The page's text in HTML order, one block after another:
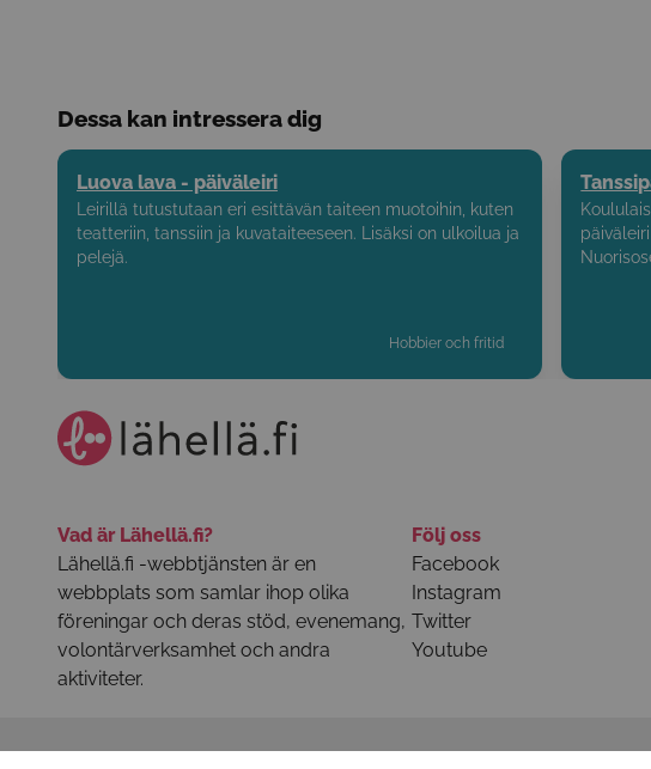
Dessa kan intressera dig
Luova lava - päiväleiri
Leirillä tutustutaan eri esittävän taiteen muotoihin, kuten
teatteriin, tanssiin ja kuvataiteeseen. Lisäksi on ulkoilua ja
pelejä.
Hobbier och fritid
Vad är Lähellä.fi?
Lähellä.fi -webbtjänsten är en
webbplats som samlar ihop olika
föreningar och deras stöd, evenemang,
volontärverksamhet och andra
aktiviteter.
Följ oss
Facebook
Instagram
Twitter
Youtube